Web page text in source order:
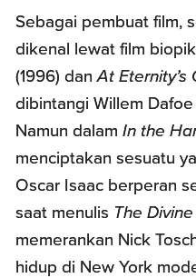
Sebagai pembuat film,
dikenal lewat film
(1996) danAt Eternity’s
dibintangi Willem
Namun dalamIn the
menciptakan sesuatu
Oscar Isaac berperan
saat menulis The
memerankan Nick
hidup di New York